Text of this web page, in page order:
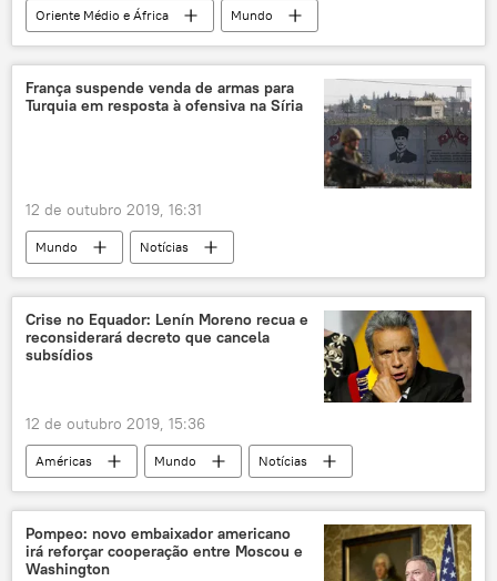
Oriente Médio e África
Mundo
Notícias
Arábia Saudita
petróleo
armas
EUA
França suspende venda de armas para
Turquia em resposta à ofensiva na Síria
12 de outubro 2019, 16:31
Mundo
Notícias
Oriente Médio e África
Turquia
militar
relações bilaterais
guerra
curdos
YPG França Síria
Crise no Equador: Lenín Moreno recua e
reconsiderará decreto que cancela
subsídios
12 de outubro 2019, 15:36
Américas Mundo
Notícias
Equador
Lenín Moreno
Crise
decreto
subsídios
Pompeo: novo embaixador americano
irá reforçar cooperação entre Moscou e
Washington